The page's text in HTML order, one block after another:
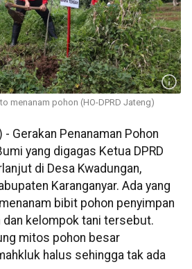
menanam pohon (HO-DPRD Jateng)
- Gerakan Penanaman Pohon
yang digagas Ketua DPRD
di Desa Kwadungan,
Karanganyar. Ada yang
bibit pohon penyimpan
dan kelompok tani tersebut.
mitos pohon besar
halus sehingga tak ada